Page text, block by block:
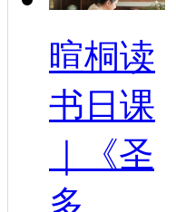
暄桐读
书日课
｜《圣
多